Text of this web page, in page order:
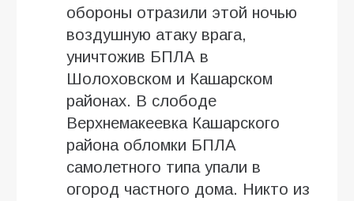
обороны отразили этой ночью
воздушную атаку врага,
уничтожив БПЛА в
Шолоховском и Кашарском
районах. В слободе
Верхнемакеевка Кашарского
района обломки БПЛА
самолетного типа упали в
огород частного дома. Никто из